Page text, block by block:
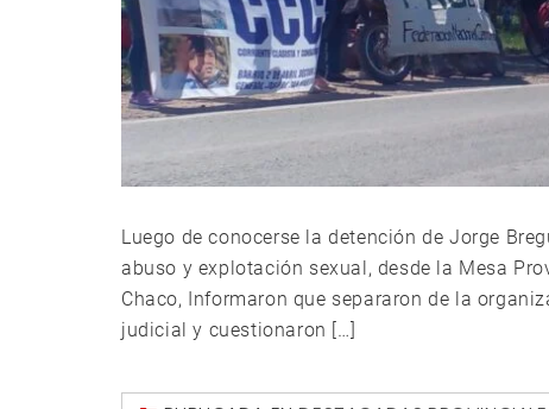
Luego de conocerse la detención de Jorge
abuso y explotación sexual, desde la Mesa
Chaco, Informaron que separaron de la
judicial y cuestionaron […]